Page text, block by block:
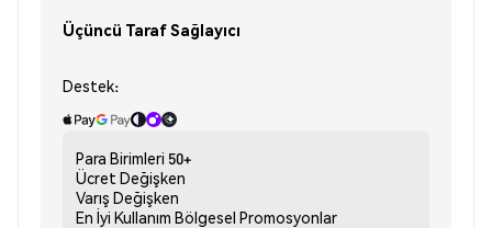
Üçüncü Taraf Sağlayıcı
Destek:
Para Birimleri 50+
Ücret Değişken
Varış Değişken
En İyi Kullanım Bölgesel Promosyonlar